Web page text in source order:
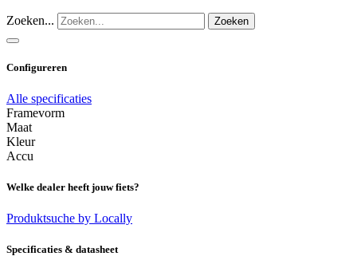
Zoeken... Zoeken
Configureren
Alle specificaties
Framevorm
Maat
Kleur
Accu
Welke dealer heeft jouw fiets?
Produktsuche by Locally
Specificaties & datasheet